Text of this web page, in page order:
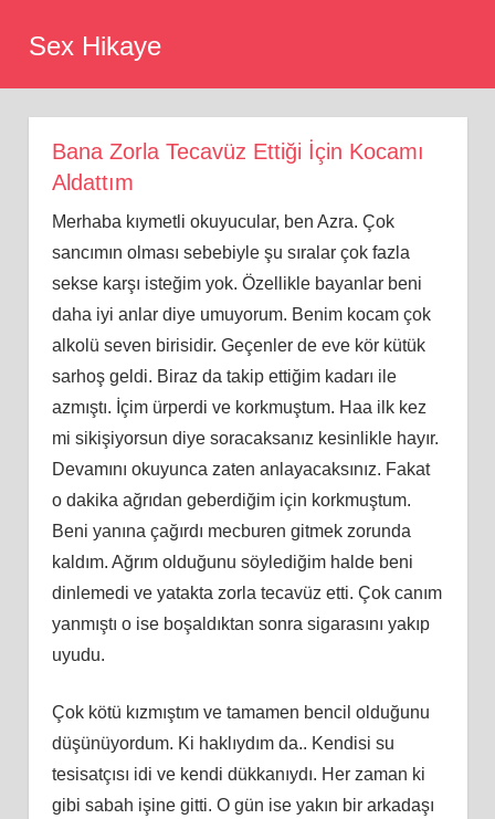
Sex Hikaye
Bana Zorla Tecavüz Ettiği İçin Kocamı
Aldattım
Merhaba kıymetli okuyucular, ben Azra. Çok
sancımın olması sebebiyle şu sıralar çok fazla
sekse karşı isteğim yok. Özellikle bayanlar beni
daha iyi anlar diye umuyorum. Benim kocam çok
alkolü seven birisidir. Geçenler de eve kör kütük
sarhoş geldi. Biraz da takip ettiğim kadarı ile
azmıştı. İçim ürperdi ve korkmuştum. Haa ilk kez
mi sikişiyorsun diye soracaksanız kesinlikle hayır.
Devamını okuyunca zaten anlayacaksınız. Fakat
o dakika ağrıdan geberdiğim için korkmuştum.
Beni yanına çağırdı mecburen gitmek zorunda
kaldım. Ağrım olduğunu söylediğim halde beni
dinlemedi ve yatakta zorla tecavüz etti. Çok canım
yanmıştı o ise boşaldıktan sonra sigarasını yakıp
uyudu.
Çok kötü kızmıştım ve tamamen bencil olduğunu
düşünüyordum. Ki haklıydım da.. Kendisi su
tesisatçısı idi ve kendi dükkanıydı. Her zaman ki
gibi sabah işine gitti. O gün ise yakın bir arkadaşı